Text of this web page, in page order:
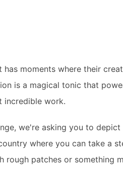
has moments where their
is a magical tonic that
incredible work.
we're asking you to
where you can take a
rough patches or something